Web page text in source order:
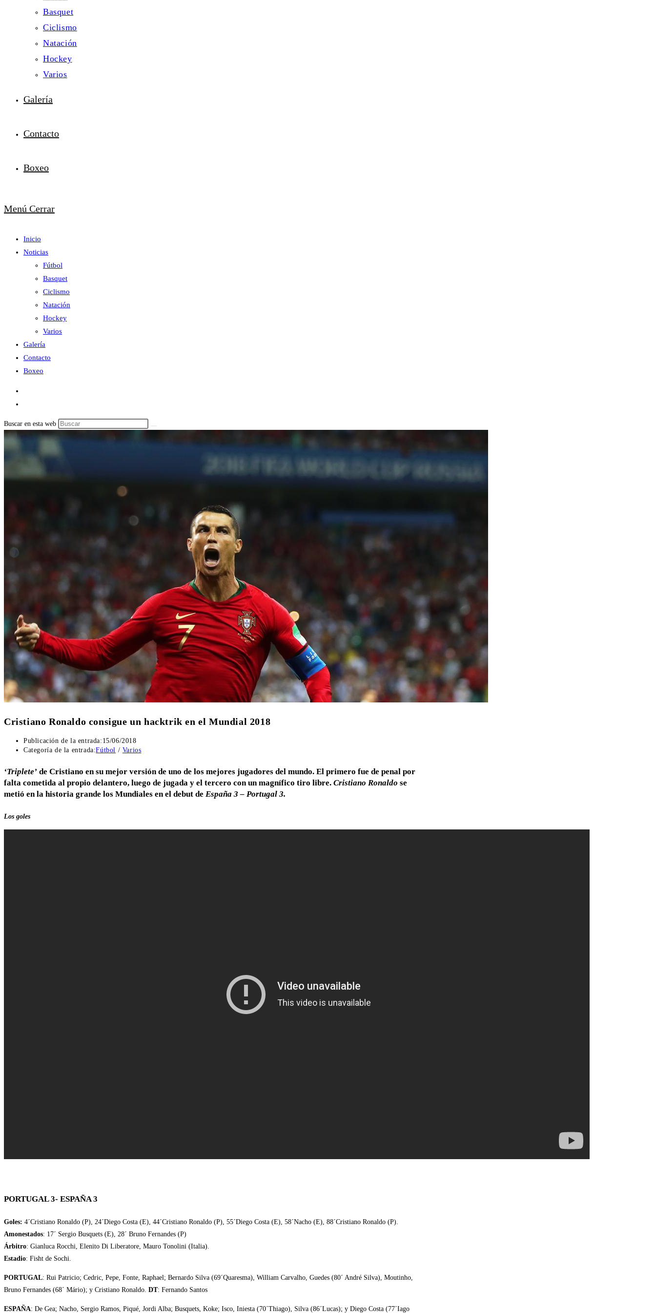
Basquet
Ciclismo
Natación
Hockey
Varios
Galería
Contacto
Boxeo
Menú Cerrar
Inicio
Noticias
Fútbol
Basquet
Ciclismo
Natación
Hockey
Varios
Galería
Contacto
Boxeo
Buscar en esta web
Cristiano Ronaldo consigue un hacktrik en el Mundial 2018
Publicación de la entrada: 15/06/2018
Categoría de la entrada:Fútbol / Varios
‘Triplete’ de Cristiano en su mejor versión de uno de los mejores jugadores del mundo. El primero fue de penal por
falta cometida al propio delantero, luego de jugada y el tercero con un magnífico tiro libre. Cristiano Ronaldo se
metió en la historia grande los Mundiales en el debut de España 3 – Portugal 3.
Los goles
PORTUGAL 3- ESPAÑA 3
Goles: 4´Cristiano Ronaldo (P), 24´Diego Costa (E), 44´Cristiano Ronaldo (P), 55´Diego Costa (E), 58´Nacho (E), 88´Cristiano Ronaldo (P).
Amonestados: 17´ Sergio Busquets (E), 28´ Bruno Fernandes (P)
Árbitro: Gianluca Rocchi, Elenito Di Liberatore, Mauro Tonolini (Italia).
Estadio: Fisht de Sochi.
PORTUGAL: Rui Patricio; Cedric, Pepe, Fonte, Raphael; Bernardo Silva (69´Quaresma), William Carvalho, Guedes (80´ André Silva), Moutinho,
Bruno Fernandes (68´ Mário); y Cristiano Ronaldo. DT: Fernando Santos
ESPAÑA: De Gea; Nacho, Sergio Ramos, Piqué, Jordi Alba; Busquets, Koke; Isco, Iniesta (70´Thiago), Silva (86´Lucas); y Diego Costa (77´Iago